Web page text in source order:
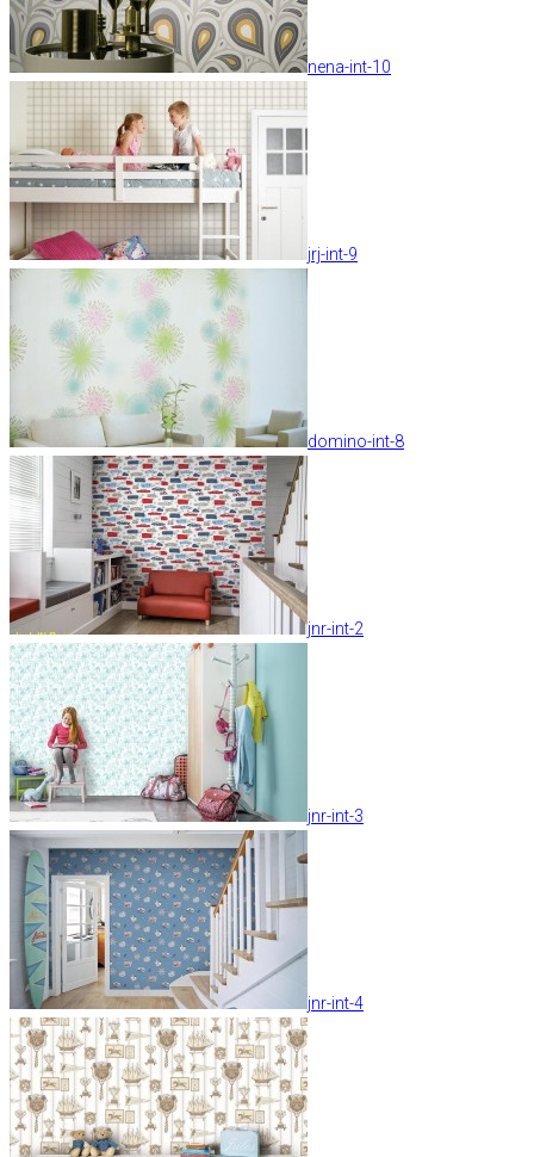
nena-int-10
jrj-int-9
domino-int-8
jnr-int-2
jnr-int-3
jnr-int-4